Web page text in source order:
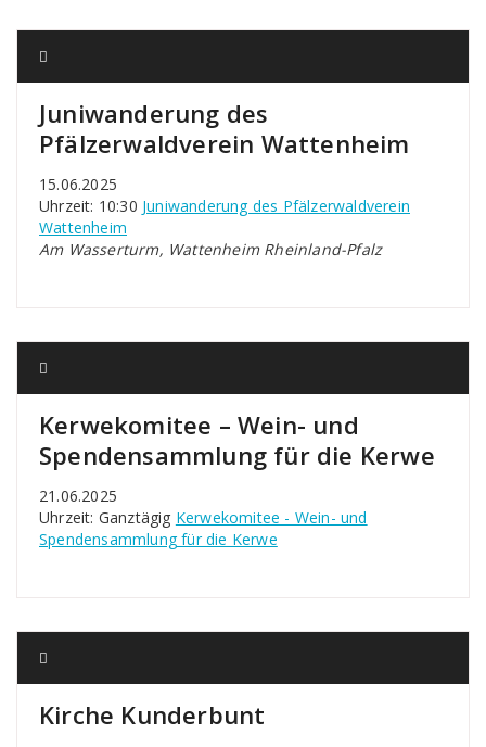
Juniwanderung des
Pfälzerwaldverein Wattenheim
15.06.2025
Uhrzeit: 10:30 Juniwanderung des Pfälzerwaldverein
Wattenheim
Am Wasserturm, Wattenheim Rheinland-Pfalz
Kerwekomitee – Wein- und
Spendensammlung für die Kerwe
21.06.2025
Uhrzeit: Ganztägig Kerwekomitee - Wein- und
Spendensammlung für die Kerwe
Kirche Kunderbunt